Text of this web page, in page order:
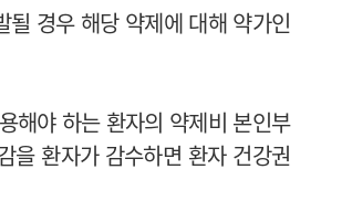
경우 해당 약제에 대해 약가인
해야 하는 환자의 약제비 본인부
을 환자가 감수하면 환자 건강권